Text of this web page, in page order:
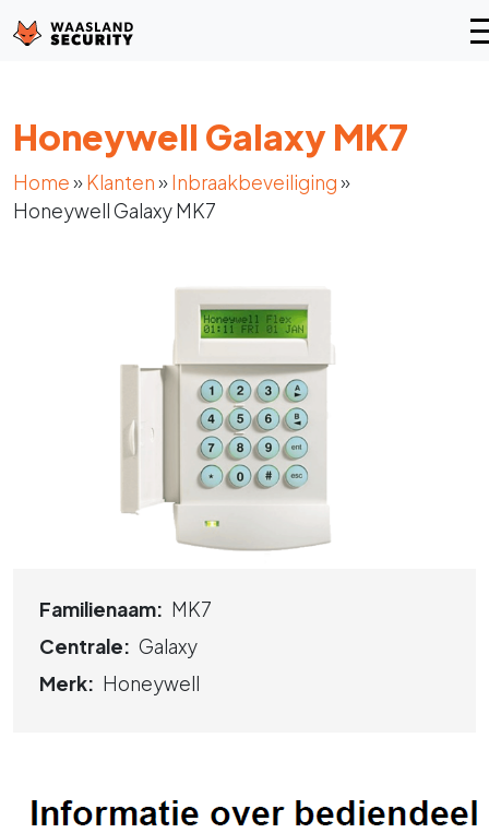
Honeywell Galaxy MK7
Home»Klanten»Inbraakbeveiliging»
Honeywell Galaxy MK7
Familienaam: MK7
Centrale: Galaxy
Merk: Honeywell